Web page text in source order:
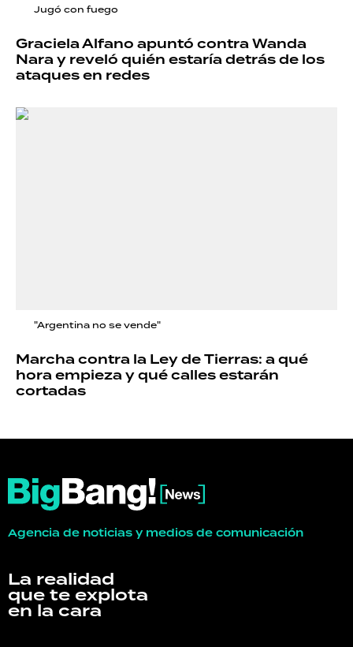
Jugó con fuego
Graciela Alfano apuntó contra Wanda
Nara y reveló quién estaría detrás de los
ataques en redes
"Argentina no se vende"
Marcha contra la Ley de Tierras: a qué
hora empieza y qué calles estarán
cortadas
Agencia de noticias y medios de comunicación
La realidad
que te explota
en la cara